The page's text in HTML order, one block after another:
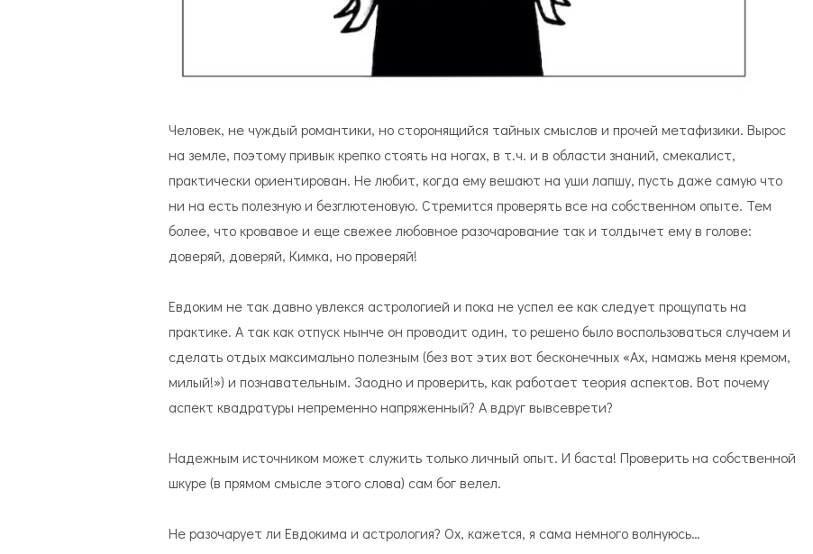
Человек, не чуждый романтики, но сторонящийся тайных смыслов и прочей метафизики. Вырос
на земле, поэтому привык крепко стоять на ногах, в т.ч. и в области знаний, смекалист,
практически ориентирован. Не любит, когда ему вешают на уши лапшу, пусть даже самую что
ни на есть полезную и безглютеновую. Стремится проверять все на собственном опыте. Тем
более, что кровавое и еще свежее любовное разочарование так и толдычет ему в голове:
доверяй, доверяй, Кимка, но проверяй!
Евдоким не так давно увлекся астрологией и пока не успел ее как следует прощупать на
практике. А так как отпуск нынче он проводит один, то решено было воспользоваться случаем и
сделать отдых максимально полезным (без вот этих вот бесконечных «Ах, намажь меня кремом,
милый!») и познавательным. Заодно и проверить, как работает теория аспектов. Вот почему
аспект квадратуры непременно напряженный? А вдруг вывсеврети?
Надежным источником может служить только личный опыт. И баста! Проверить на собственной
шкуре (в прямом смысле этого слова) сам бог велел.
Не разочарует ли Евдокима и астрология? Ох, кажется, я сама немного волнуюсь…